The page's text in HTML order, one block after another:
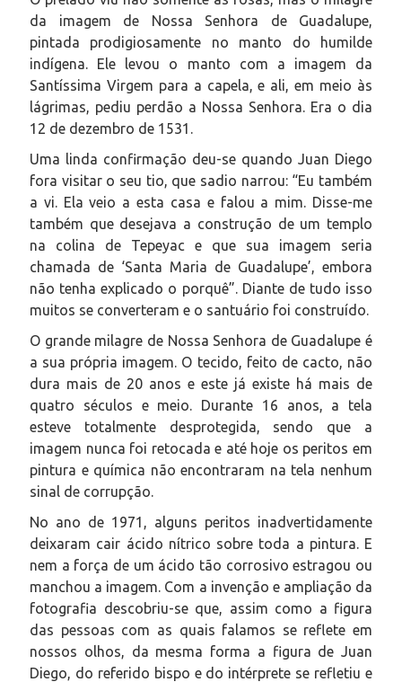
da imagem de Nossa Senhora de Guadalupe,
pintada prodigiosamente no manto do humilde
indígena. Ele levou o manto com a imagem da
Santíssima Virgem para a capela, e ali, em meio às
lágrimas, pediu perdão a Nossa Senhora. Era o dia
12 de dezembro de 1531.
Uma linda confirmação deu-se quando Juan Diego
fora visitar o seu tio, que sadio narrou: “Eu também
a vi. Ela veio a esta casa e falou a mim. Disse-me
também que desejava a construção de um templo
na colina de Tepeyac e que sua imagem seria
chamada de ‘Santa Maria de Guadalupe’, embora
não tenha explicado o porquê”.Diante de tudo isso
muitos se converteram e o santuário foi construído.
O grande milagre de Nossa Senhora de Guadalupe é
a sua própria imagem. O tecido, feito de cacto, não
dura mais de 20 anos e este já existe há mais de
quatro séculos e meio. Durante 16 anos, a tela
esteve totalmente desprotegida, sendo que a
imagem nunca foi retocada e até hoje os peritos em
pintura e química não encontraram na tela nenhum
sinal de corrupção.
No ano de 1971, alguns peritos inadvertidamente
deixaram cair ácido nítrico sobre toda a pintura. E
nem a força de um ácido tão corrosivo estragou ou
manchou a imagem. Com a invenção e ampliação da
fotografia descobriu-se que, assim como a figura
das pessoas com as quais falamos se reflete em
nossos olhos, da mesma forma a figura de Juan
Diego, do referido bispo e do intérprete se refletiu e